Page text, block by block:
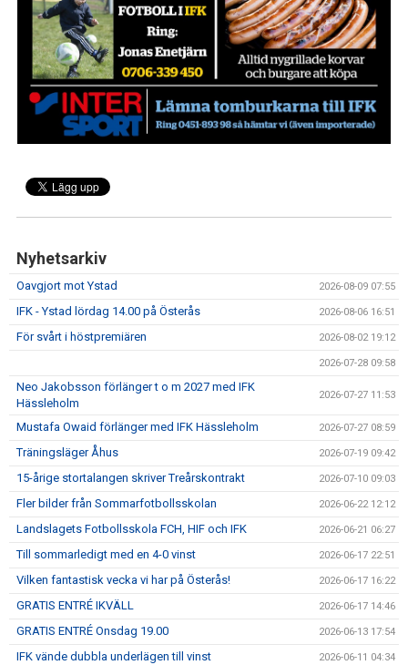
Nyhetsarkiv
Oavgjort mot Ystad 2026-08-09 07:55
IFK - Ystad lördag 14.00 på Österås 2026-08-06 16:51
För svårt i höstpremiären 2026-08-02 19:12
2026-07-28 09:58
Neo Jakobsson förlänger t o m 2027 med IFK
Hässleholm
2026-07-27 11:53
Mustafa Owaid förlänger med IFK Hässleholm 2026-07-27 08:59
Träningsläger Åhus 2026-07-19 09:42
15-årige stortalangen skriver Treårskontrakt 2026-07-10 09:03
Fler bilder från Sommarfotbollsskolan 2026-06-22 12:12
Landslagets Fotbollsskola FCH, HIF och IFK 2026-06-21 06:27
Till sommarledigt med en 4-0 vinst 2026-06-17 22:51
Vilken fantastisk vecka vi har på Österås! 2026-06-17 16:22
GRATIS ENTRÉ IKVÄLL 2026-06-17 14:46
GRATIS ENTRÉ Onsdag 19.00 2026-06-13 17:54
IFK vände dubbla underlägen till vinst 2026-06-11 04:34